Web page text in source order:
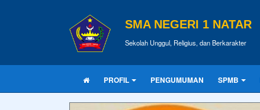
SMA NEGERI 1 NATAR
Sekolah Unggul, Religius, dan Berkarakter
PROFIL PENGUMUMAN SPMB